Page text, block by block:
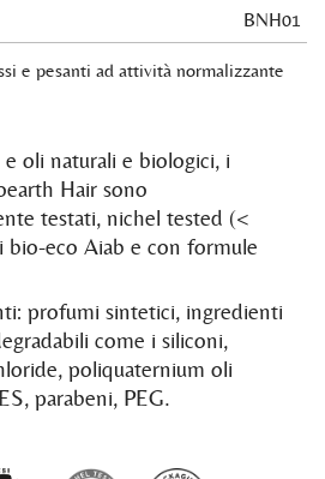
BNH01
e pesanti ad attività normalizzante
oli naturali e biologici, i
Hair sono
testati, nichel tested (<
eco Aiab e con formule
profumi sintetici, ingredienti
come i siliconi,
poliquaternium oli
parabeni, PEG.